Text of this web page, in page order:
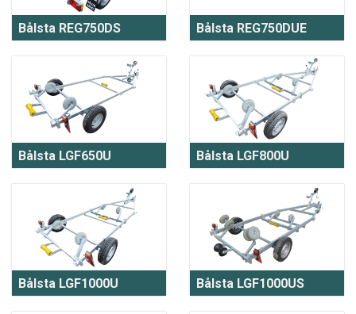
Bålsta REG750DS Bålsta REG750DUE
Bålsta LGF650U Bålsta LGF800U
Bålsta LGF1000U Bålsta LGF1000US